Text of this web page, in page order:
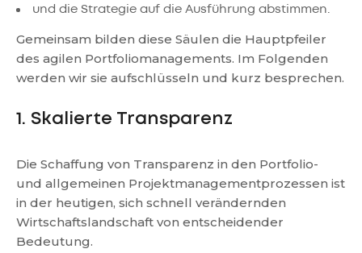
und die Strategie auf die Ausführung abstimmen.
Gemeinsam bilden diese Säulen die Hauptpfeiler
des agilen Portfoliomanagements. Im Folgenden
werden wir sie aufschlüsseln und kurz besprechen.
1. Skalierte Transparenz
Die Schaffung von Transparenz in den Portfolio-
und allgemeinen Projektmanagementprozessen ist
in der heutigen, sich schnell verändernden
Wirtschaftslandschaft von entscheidender
Bedeutung.